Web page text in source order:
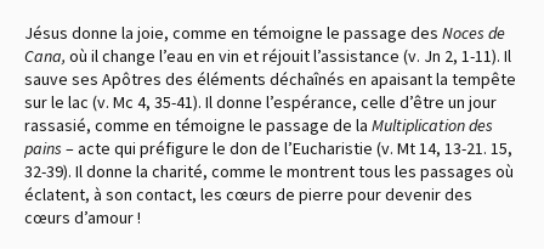
Jésus donne la joie, comme en témoigne le passage des Noces de
Cana, où il change l’eau en vin et réjouit l’assistance (v. Jn 2, 1-11). Il
sauve ses Apôtres des éléments déchaînés en apaisant la tempête
sur le lac (v. Mc 4, 35-41). Il donne l’espérance, celle d’être un jour
rassasié, comme en témoigne le passage de la Multiplicationdes
pains – acte qui préfigure le don de l’Eucharistie (v. Mt 14, 13-21. 15,
32-39). Il donne la charité, comme le montrent tous les passages où
éclatent, à son contact, les cœurs de pierre pour devenir des
cœurs d’amour !